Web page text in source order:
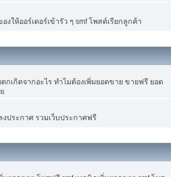
ให้ออร์เดอร์เข้ารัว ๆ smf โพสต์เรียกลูกค้า
กเกิดจากอะไร ทำไมต้องเพิ่มยอดขาย ขายฟรี ยอด
ประกาศ รวมเว็บประกาศฟรี